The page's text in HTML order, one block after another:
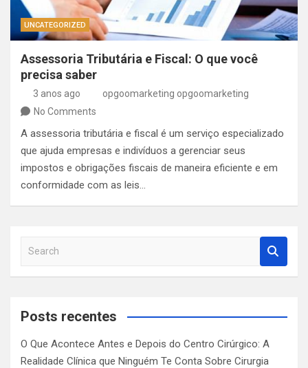
UNCATEGORIZED
Assessoria Tributária e Fiscal: O que você
precisa saber
3 anos ago
opgoomarketing opgoomarketing
No Comments
A assessoria tributária e fiscal é um serviço especializado
que ajuda empresas e indivíduos a gerenciar seus
impostos e obrigações fiscais de maneira eficiente e em
conformidade com as leis…
a
c
Posts recentes
O Que Acontece Antes e Depois do Centro Cirúrgico: A
Realidade Clínica que Ninguém Te Conta Sobre Cirurgia